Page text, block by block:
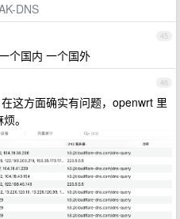
DNS
45
个国内 一个国外
46
这方面确实有问题，openwrt 里
。